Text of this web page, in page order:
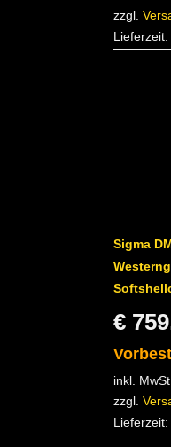
zzgl.
Sigma
€
inkl.
zzgl.